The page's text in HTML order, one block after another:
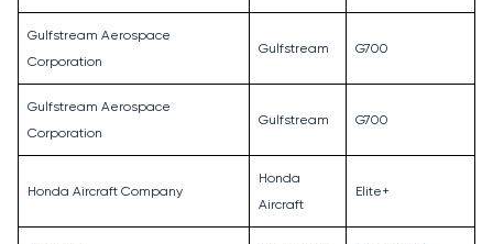
Gulfstream Aerospace
Corporation
Gulfstream G700
Gulfstream Aerospace
Corporation
Gulfstream G700
Honda Aircraft Company
Honda
Aircraft
Elite+